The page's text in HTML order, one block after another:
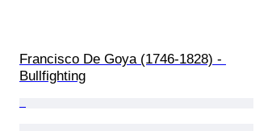
Francisco De Goya (1746-1828) -
Bullfighting